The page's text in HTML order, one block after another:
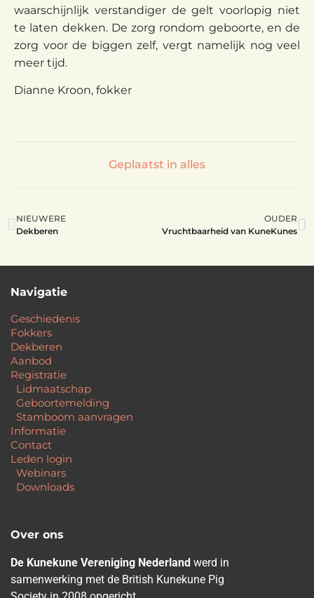
waarschijnlijk verstandiger de gelt voorlopig niet
te laten dekken. De zorg rondom geboorte, en de
zorg voor de biggen zelf, vergt namelijk nog veel
meer tijd.
Dianne Kroon, fokker
Geplaatst in alles
NIEUWERE
Dekberen
OUDER
Vruchtbaarheid van KuneKunes
Navigatie
Geschiedenis
Fokkers
Dekberen
Aanbod
Registratie
Lidmaatschap
Geboortemelding
Stamboom aanvragen
Informatie
Contact
Leden login
Webinars
Downloads
Over ons
De Kunekune Vereniging Nederland werd in
samenwerking met de British Kunekune Pig